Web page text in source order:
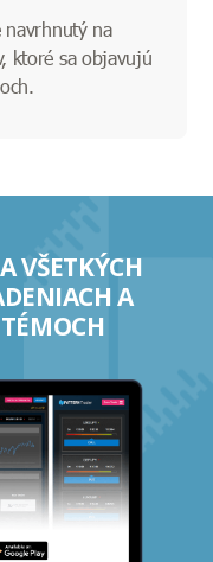
navrhnutý na
ktoré sa objavujú
VŠETKÝCH
A